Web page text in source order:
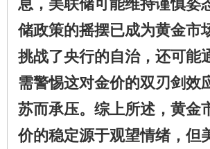
息，美联储可能维持谨慎姿
储政策的摇摆已成为黄金市
挑战了央行的自治，还可能
需警惕这对金价的双刃剑效
苏而承压。综上所述，黄金
价的稳定源于观望情绪，但